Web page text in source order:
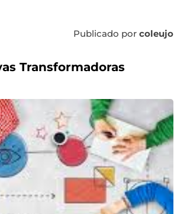
Publicado porcoleujo
Transformadoras